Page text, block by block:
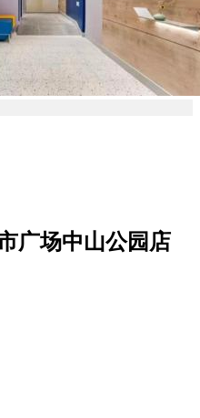
广场中山公园店